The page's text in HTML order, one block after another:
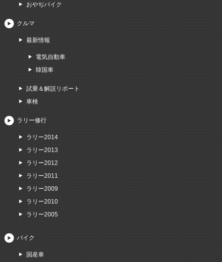
おやぢバイク
クルマ
最新情報
電気自動車
韓国車
試乗＆解説リポート
車検
ラリー修行
ラリー2014
ラリー2013
ラリー2012
ラリー2011
ラリー2009
ラリー2010
ラリー2005
バイク
国産車